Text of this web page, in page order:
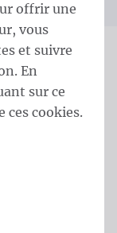
offrir une
vous
et suivre
En
sur ce
ces cookies.